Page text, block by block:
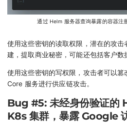
通过 Helm 服务器查询暴露的容器
使用这些密钥的读取权限，潜在的攻击
建，提取商业秘密，可能还包括客户数
使用这些密钥的写权限，攻击者可以篡
Core 服务进行供应链攻击。
Bug #5: 未经身份验证的
K8s 集群，暴露 Google